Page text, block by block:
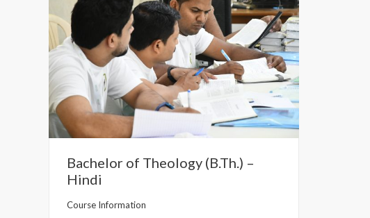
Bachelor of Theology (B.Th.) –
Hindi
Course Information